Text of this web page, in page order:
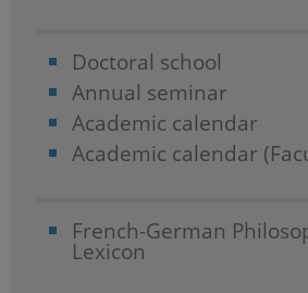
Doctoral school
Annual seminar
Academic calendar
Academic calendar
French-German
Lexicon